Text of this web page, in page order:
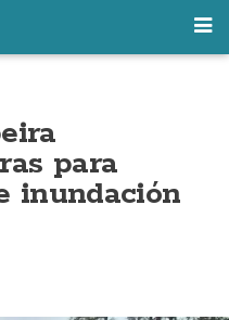
para
inundación